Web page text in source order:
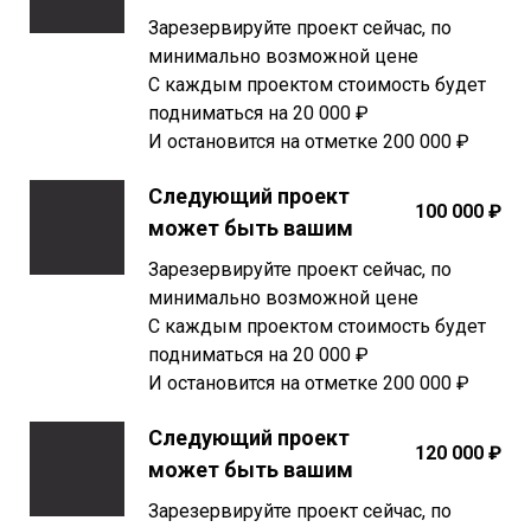
Зарезервируйте проект сейчас, по
минимально возможной цене
С каждым проектом стоимость будет
подниматься на 20 000 ₽
И остановится на отметке 200 000 ₽
Следующий проект
может быть вашим
100 000 ₽
Зарезервируйте проект сейчас, по
минимально возможной цене
С каждым проектом стоимость будет
подниматься на 20 000 ₽
И остановится на отметке 200 000 ₽
Следующий проект
может быть вашим
120 000 ₽
Зарезервируйте проект сейчас, по